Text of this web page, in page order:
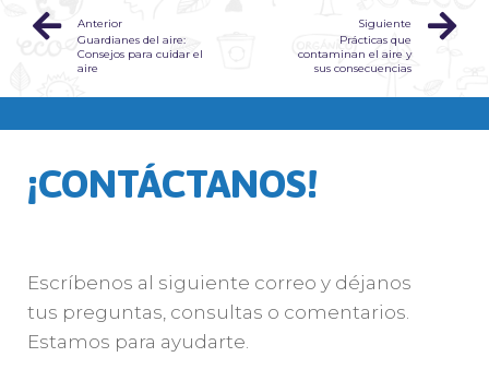
Anterior
Guardianes del aire:
Consejos para cuidar el
aire
Siguiente
Prácticas que
contaminan el aire y
sus consecuencias
¡CONTÁCTANOS!
Escríbenos al siguiente correo y déjanos
tus preguntas, consultas o comentarios.
Estamos para ayudarte.